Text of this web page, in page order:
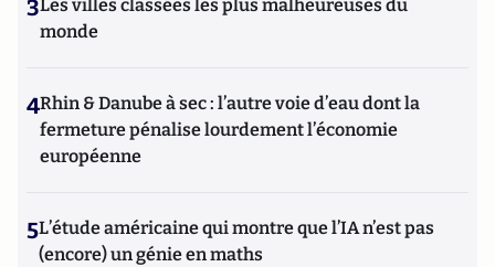
3Les villes classées les plus malheureuses du
monde
4Rhin & Danube à sec : l’autre voie d’eau dont la
fermeture pénalise lourdement l’économie
européenne
5L’étude américaine qui montre que l’IA n’est pas
(encore) un génie en maths